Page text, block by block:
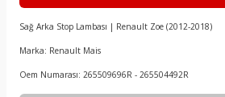
Sağ Arka Stop Lambası | Renault Zoe (2012-2018)
Marka: Renault Mais
Oem Numarası: 265509696R - 265504492R